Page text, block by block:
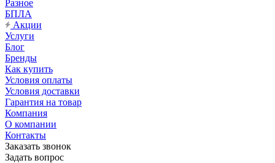
Разное
БПЛА
Акции
Услуги
Блог
Бренды
Как купить
Условия оплаты
Условия доставки
Гарантия на товар
Компания
О компании
Контакты
Заказать звонок
Задать вопрос